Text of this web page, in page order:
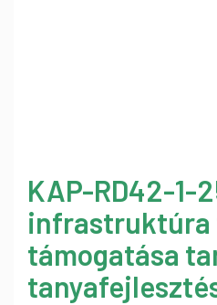
KAP-RD42-1-
infrastruktúra
támogatása